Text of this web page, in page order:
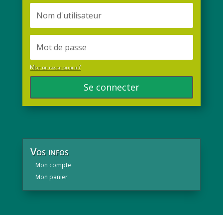
Mot de passe oublié?
Se connecter
Vos infos
Mon compte
Mon panier